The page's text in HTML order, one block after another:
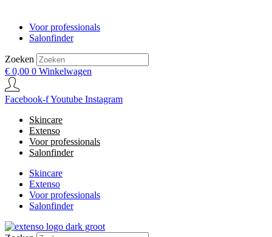
Voor professionals
Salonfinder
Zoeken
€ 0,00 0 Winkelwagen
Facebook-fYoutube Instagram
Skincare
Extenso
Voor professionals
Salonfinder
Skincare
Extenso
Voor professionals
Salonfinder